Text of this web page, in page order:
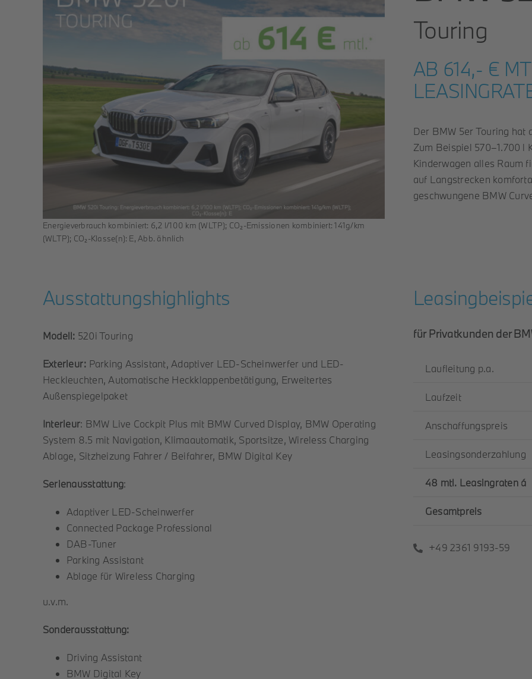
Energieverbrauch kombiniert: 6,2 l/100 km (WLTP); CO₂-Emissionen kombiniert: 141g/km
(WLTP); CO₂-Klasse(n): E, Abb. ähnlich
Touring
AB 614,- €
Der BMW 5er Touring hat
Zum Beispiel 570–1.700 l
Kinderwagen alles Raum
auf Langstrecken
geschwungene BMW
Ausstattungshighlights
Modell: 520i Touring
Exterieur: Parking Assistant, Adaptiver LED-Scheinwerfer und LED-
Heckleuchten, Automatische Heckklappenbetätigung, Erweitertes
Außenspiegelpaket
Interieur: BMW Live Cockpit Plus mit BMW Curved Display, BMW Operating
System 8.5 mit Navigation, Klimaautomatik, Sportsitze, Wireless Charging
Ablage, Sitzheizung Fahrer / Beifahrer, BMW Digital Key
Serienausstattung:
Adaptiver LED-Scheinwerfer
Connected Package Professional
DAB-Tuner
Parking Assistant
Ablage für Wireless Charging
u.v.m.
Sonderausstattung:
Driving Assistant
BMW Digital Key
für Privatkunden der
Laufleitung p.a.
Laufzeit
Anschaffungspreis
Leasingsonderzahlung
48 mtl. Leasingraten á
Gesamtpreis
+49 2361 9193-59